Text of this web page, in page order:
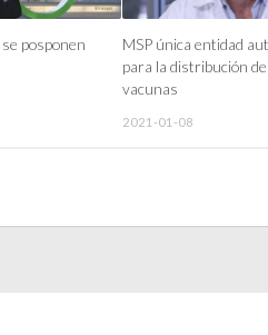
posponen
MSP única entidad
para la distribución
vacunas
2021-01-08